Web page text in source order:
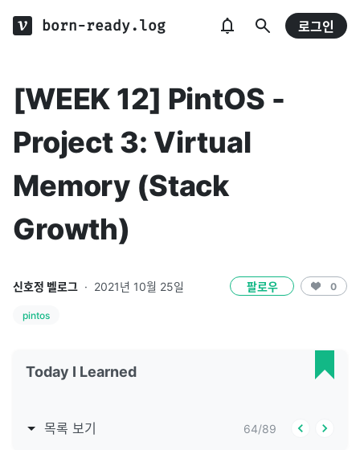
born-ready.log 로그인
[WEEK 12] PintOS -
Project 3: Virtual
Memory (Stack
Growth)
신호정 벨로그 · 2021년 10월 25일 팔로우 0
pintos
Today I Learned
목록 보기 64/89